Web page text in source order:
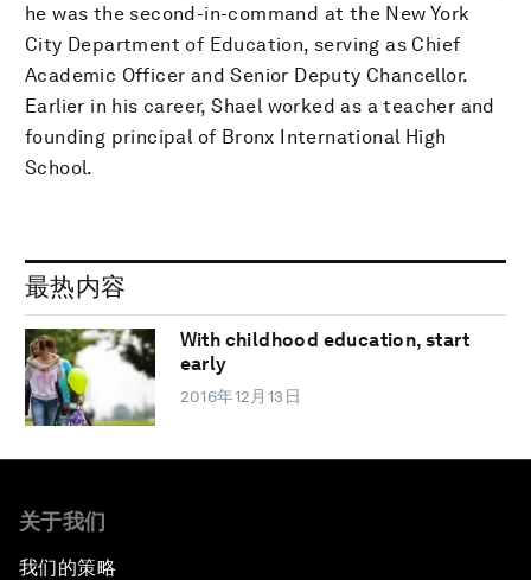
he was the second-in-command at the New York
City Department of Education, serving as Chief
Academic Officer and Senior Deputy Chancellor.
Earlier in his career, Shael worked as a teacher and
founding principal of Bronx International High
School.
最热内容
With childhood education, start
early
2016年12月13日
关于我们
我们的策略